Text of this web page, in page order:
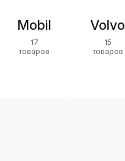
Mobil
17
товаров
Volvo
15
товаров